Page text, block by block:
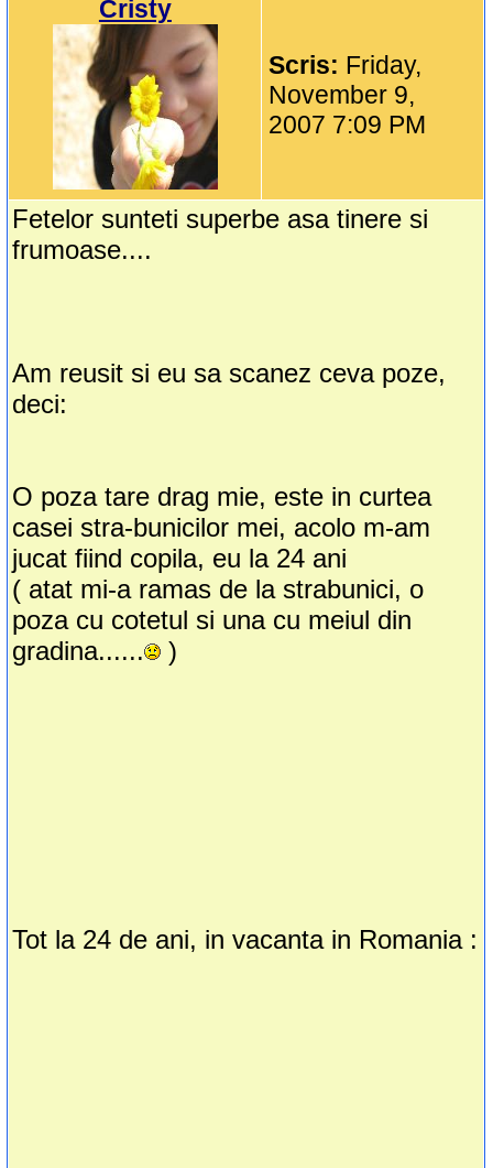
Cristy
Scris: Friday,
November 9,
2007 7:09 PM
Fetelor sunteti superbe asa tinere si
frumoase....
Am reusit si eu sa scanez ceva poze,
deci:
O poza tare drag mie, este in curtea
casei stra-bunicilor mei, acolo m-am
jucat fiind copila, eu la 24 ani
( atat mi-a ramas de la strabunici, o
poza cu cotetul si una cu meiul din
gradina......
)
Tot la 24 de ani, in vacanta in Romania :